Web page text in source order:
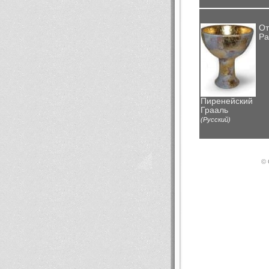
Пиренейский
Грааль
(Русский)
©